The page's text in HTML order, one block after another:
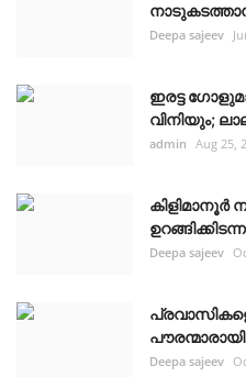
Deepa sajeev
ഇരട്ട
വിനിയും;
admin Aug 25,
കിളിമാനൂർ
Deepa sajeev
Deepa sajeev